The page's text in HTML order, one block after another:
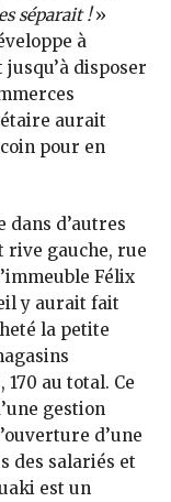
séparait !»
à
jusqu’à disposer
aurait
pour en
dans d’autres
rive gauche, rue
Félix
y aurait fait
la petite
au total. Ce
gestion
d’une
des salariés et
est un